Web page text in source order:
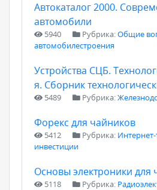
Автокаталог 2000.
автомобили
5940 Рубрика:Общие
автомобилестроения
Устройства СЦБ.
я. Сборник
5489 Рубрика:
Форекс для чайников
5412 Рубрика:
инвестиции
Основы электроники для
5118 Рубрика: